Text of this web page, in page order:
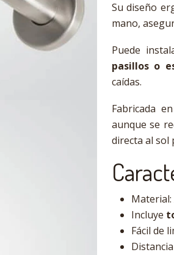
Su diseño
mano,
Puede
pasillos o
caídas.
Fabricada en
aunque se
directa al sol
Material:
Incluye
Fácil de